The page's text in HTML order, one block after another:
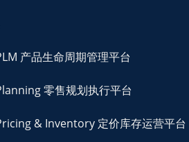
产品生命周期管理平台
零售规划执行平台
& Inventory 定价库存运营平台